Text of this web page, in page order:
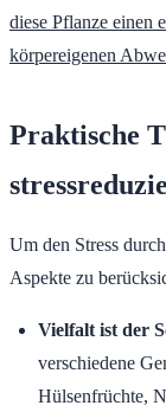
diese Pflanze einen
körpereigenen
Praktische
Um den Stress
Aspekte zu
Vielfalt ist der
verschiedene
Hülsenfrüchte,